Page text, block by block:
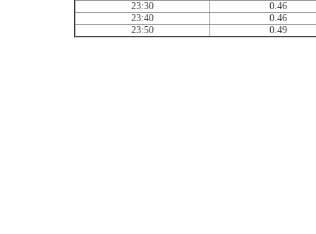
23:30
0.46
23:40
0.46
23:50
0.49